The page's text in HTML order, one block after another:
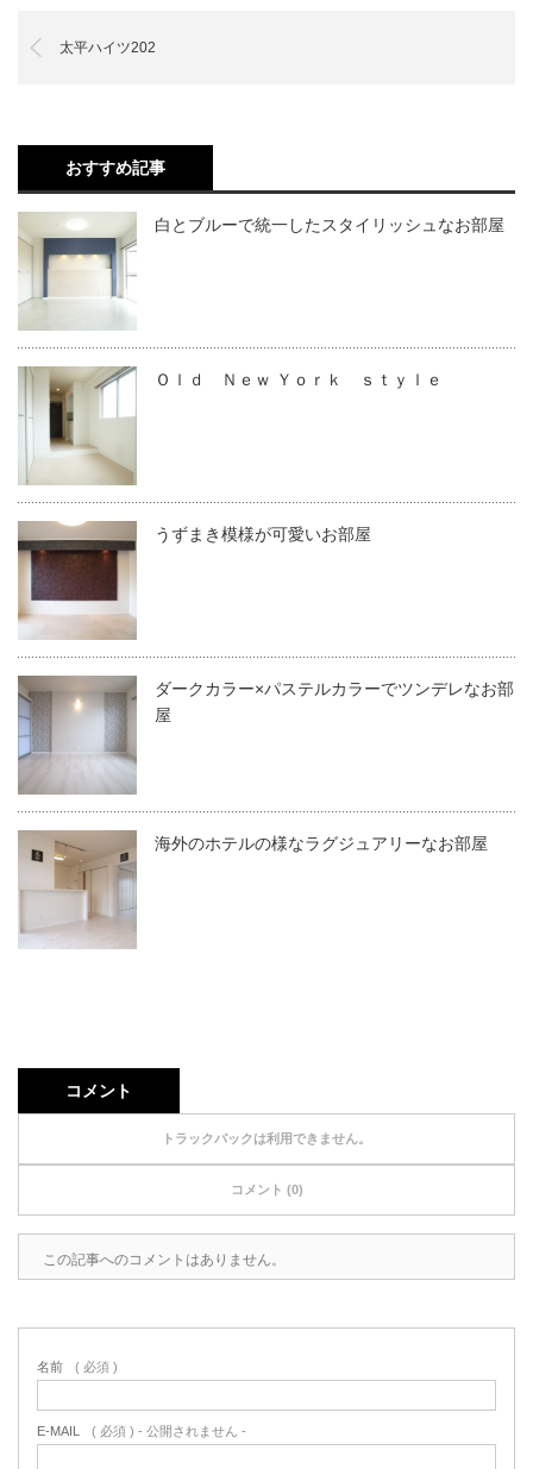
太平ハイツ202
おすすめ記事
白とブルーで統一したスタイリッシュなお部屋
Ｏｌｄ Ｎｅｗ Ｙｏｒｋ ｓｔｙｌｅ
うずまき模様が可愛いお部屋
ダークカラー×パステルカラーでツンデレなお部
屋
海外のホテルの様なラグジュアリーなお部屋
コメント
トラックバックは利用できません。
コメント (0)
この記事へのコメントはありません。
名前 ( 必須 )
E-MAIL ( 必須 ) - 公開されません -